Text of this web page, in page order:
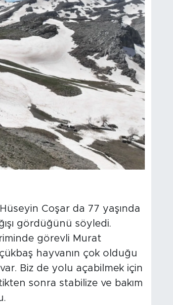
Coşar da 77 yaşında
gördüğünü söyledi.
görevli Murat
hayvanın çok olduğu
Biz de yolu açabilmek için
sonra stabilize ve bakım